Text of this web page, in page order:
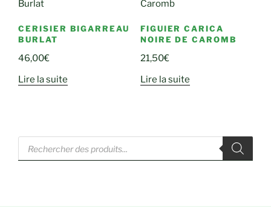
CERISIER BIGARREAU
BURLAT
46,00€
Lire la suite
FIGUIER CARICA
NOIRE DE CAROMB
21,50€
Lire la suite
Recherche
produits